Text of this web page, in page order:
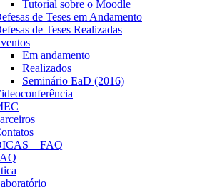
Tutorial sobre o Moodle
de Teses em Andamento
de Teses Realizadas
Em andamento
Realizados
Seminário EaD (2016)
– FAQ